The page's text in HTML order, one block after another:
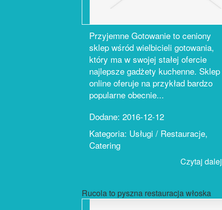
Przyjemne Gotowanie to ceniony
sklep wśród wielbicieli gotowania,
który ma w swojej stałej ofercie
najlepsze gadżety kuchenne. Sklep
online oferuje na przykład bardzo
popularne obecnie...
Dodane: 2016-12-12
Kategoria: Usługi / Restauracje,
Catering
Czytaj
Rucola to pyszna restauracja włoska